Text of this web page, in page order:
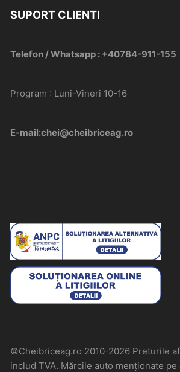
SUPORT CLIENTI
Telefon / Whatsapp : +40784-911-155
Program : Luni-Vineri 10-16
E-mail:chei@cheibriceag.ro
©Cheibriceag.ro 2010-2026 Preturile
includ TVA. Mărcile auto menționate